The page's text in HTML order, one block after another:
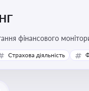
фінансового
Страхова діяльність